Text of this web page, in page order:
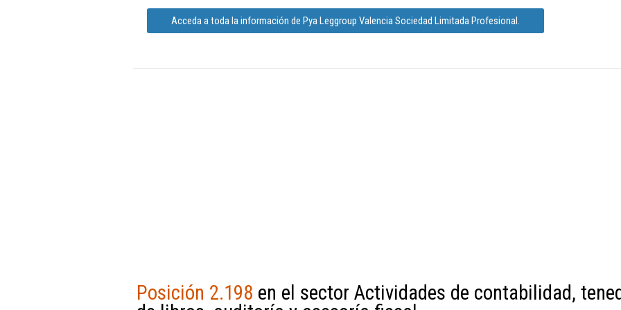
Acceda a toda la información de Pya Leggroup Valencia Sociedad Limitada Profesional.
Posición 2.198 en el sector Actividades de contabilidad,